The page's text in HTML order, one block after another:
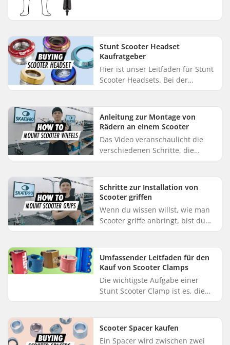
Stunt Scooter Headset
Kaufratgeber
Hier ist unser Leitfaden für Stunt
Scooter Headsets. Bei der
Auswahl eines neuen Headsets
du kaum etwas falsch machen....
Anleitung zur Montage von
Rädern an einem Scooter
Das Video veranschaulicht die
verschiedenen Schritte, die
notwendig sind, um die Räder an
Beginnen Sie damit, die hintere
...
Schritte zur Installation von
Scooter griffen
Wenn du wissen willst, wie man
Scooter griffe anbringt, bist du
hier genau richtig. In diesem
Scooter griffe anbringst, d...
Umfassender Leitfaden für den
Kauf von Scooter Clamps
Die wichtigste Aufgabe einer
Stunt Scooter Clamp ist es, die
Bar sicher an der Scooter Gabel
der richtigen Clamp musst ...
Scooter Spacer kaufen
Ein Spacer wird zwischen zwei